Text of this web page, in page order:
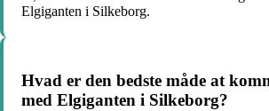
Elgiganten i Silkeborg.
Hvad er den bedste måde at
med Elgiganten i Silkeborg?